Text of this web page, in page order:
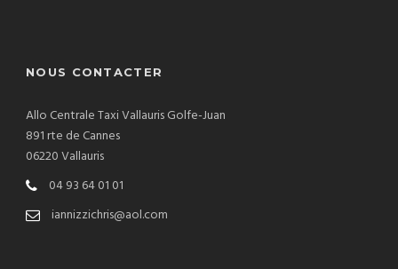
NOUS CONTACTER
Allo Centrale Taxi Vallauris Golfe-Juan
891 rte de Cannes
06220 Vallauris
04 93 64 01 01
iannizzichris@aol.com